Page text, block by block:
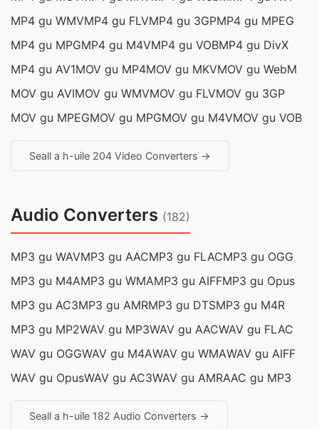
MP4 gu WMVMP4 gu FLVMP4 gu 3GPMP4 gu MPEG
MP4 gu MPGMP4 gu M4VMP4 gu VOBMP4 gu DivX
MP4 gu AV1MOV gu MP4MOV gu MKVMOV gu WebM
MOV gu AVIMOV gu WMVMOV gu FLVMOV gu 3GP
MOV gu MPEGMOV gu MPGMOV gu M4VMOV gu VOB
Seall a h-uile 204 Video Converters →
Audio Converters (182)
MP3 gu WAVMP3 gu AACMP3 gu FLACMP3 gu OGG
MP3 gu M4AMP3 gu WMAMP3 gu AIFFMP3 gu Opus
MP3 gu AC3MP3 gu AMRMP3 gu DTSMP3 gu M4R
MP3 gu MP2WAV gu MP3WAV gu AACWAV gu FLAC
WAV gu OGGWAV gu M4AWAV gu WMAWAV gu AIFF
WAV gu OpusWAV gu AC3WAV gu AMRAAC gu MP3
Seall a h-uile 182 Audio Converters →